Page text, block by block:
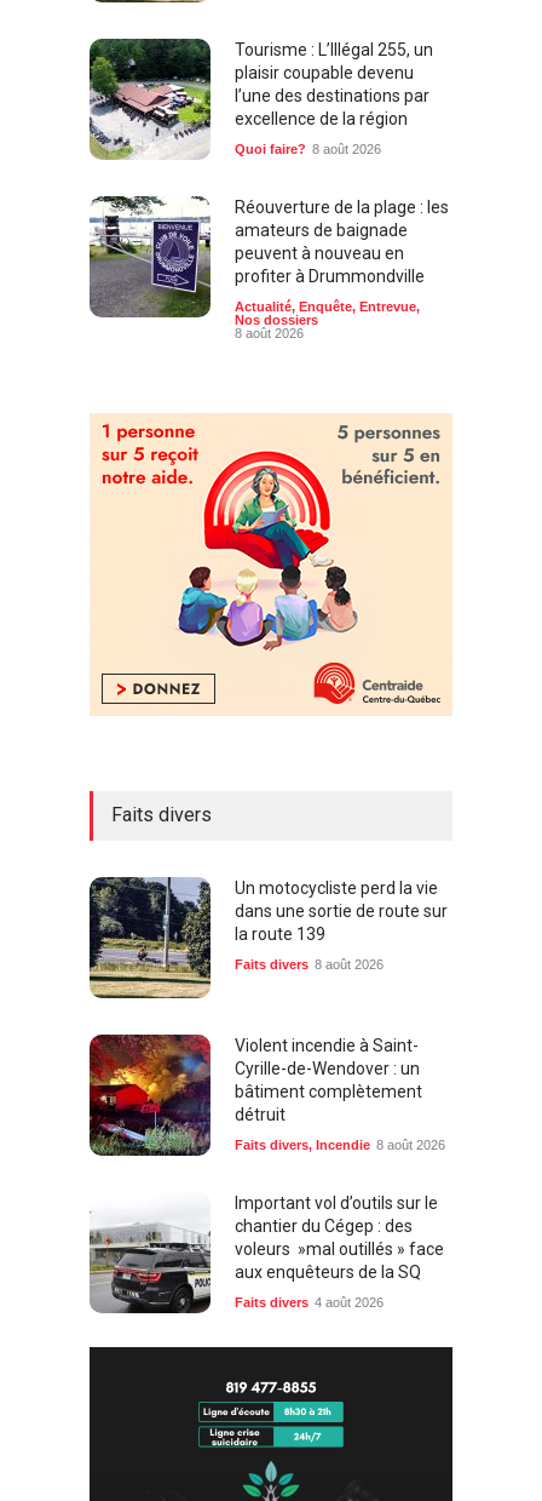
Tourisme : L’Illégal 255, un
plaisir coupable devenu
l’une des destinations par
excellence de la région
Réouverture de la plage : les
amateurs de baignade
peuvent à nouveau en
profiter à Drummondville
Actualité Enquête
Nos dossiers
8 août 2026
Faits divers
Un motocycliste perd la vie
dans une sortie de route sur
la route 139
Violent incendie à Saint-
Cyrille-de-Wendover : un
bâtiment complètement
détruit
Important vol d’outils sur le
chantier du Cégep : des
voleurs »mal outillés » face
aux enquêteurs de la SQ